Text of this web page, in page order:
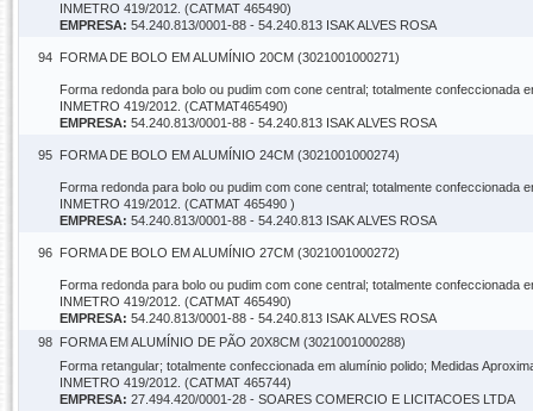
INMETRO 419/2012. (CATMAT 465490)
EMPRESA: 54.240.813/0001-88 - 54.240.813 ISAK ALVES ROSA
94 FORMA DE BOLO EM ALUMÍNIO 20CM (3021001000271)
Forma redonda para bolo ou pudim com cone central; totalmente confeccionada
INMETRO 419/2012. (CATMAT465490)
EMPRESA: 54.240.813/0001-88 - 54.240.813 ISAK ALVES ROSA
95 FORMA DE BOLO EM ALUMÍNIO 24CM (3021001000274)
Forma redonda para bolo ou pudim com cone central; totalmente
INMETRO 419/2012. (CATMAT 465490 )
EMPRESA: 54.240.813/0001-88 - 54.240.813 ISAK ALVES ROSA
96 FORMA DE BOLO EM ALUMÍNIO 27CM (3021001000272)
Forma redonda para bolo ou pudim com cone central; totalmente confeccionada
INMETRO 419/2012. (CATMAT 465490)
EMPRESA: 54.240.813/0001-88 - 54.240.813 ISAK ALVES ROSA
98 FORMA EM ALUMÍNIO DE PÃO 20X8CM (3021001000288)
Forma retangular; totalmente confeccionada em alumínio polido; Medidas
INMETRO 419/2012. (CATMAT 465744)
EMPRESA: 27.494.420/0001-28 - SOARES COMERCIO E LICITACOES LTDA